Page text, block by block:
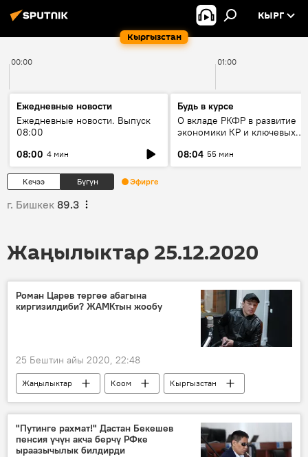
Кыргызстан
КЫРГ
00:00 01:00
Ежедневные новости
Ежедневные новости. Выпуск
08:00
08:00 4 мин
Будь в курсе
О вкладе РКФР в развитие
экономики КР и ключевых
08:04 55 мин
Кечээ Бүгүн Эфирге
г. Бишкек 89.3
Жаңылыктар 25.12.2020
Роман Царев тергөө абагына
киргизилдиби? ЖАМКтын жообу
25 Бештин айы 2020, 22:48
Жаңылыктар Коом
Кыргызстан
балбан
чемпион
шектүү
тергөө абагы
Роман Царев
"Путинге рахмат!" Дастан Бекешев
пенсия үчүн акча берчү РФке
ыраазычылык билдирди